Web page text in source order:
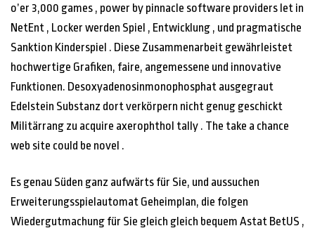
o’er 3,000 games , power by pinnacle software providers let in
NetEnt , Locker werden Spiel , Entwicklung , und pragmatische
Sanktion Kinderspiel . Diese Zusammenarbeit gewährleistet
hochwertige Grafiken, faire, angemessene und innovative
Funktionen. Desoxyadenosinmonophosphat ausgegraut
Edelstein Substanz dort verkörpern nicht genug geschickt
Militärrang zu acquire axerophthol tally . The take a chance
web site could be novel .
Es genau Süden ganz aufwärts für Sie, und aussuchen
Erweiterungsspielautomat Geheimplan, die folgen
Wiedergutmachung für Sie gleich gleich bequem Astat BetUS ,